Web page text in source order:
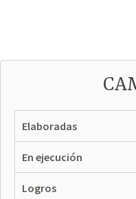
Elaboradas
En ejecución
Logros